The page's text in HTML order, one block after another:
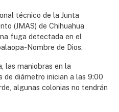
técnico de la Junta
(JMAS) de Chihuahua
fuga detectada en el
Nombre de Dios.
las maniobras en la
diámetro inician a las 9:00
algunas colonias no tendrán